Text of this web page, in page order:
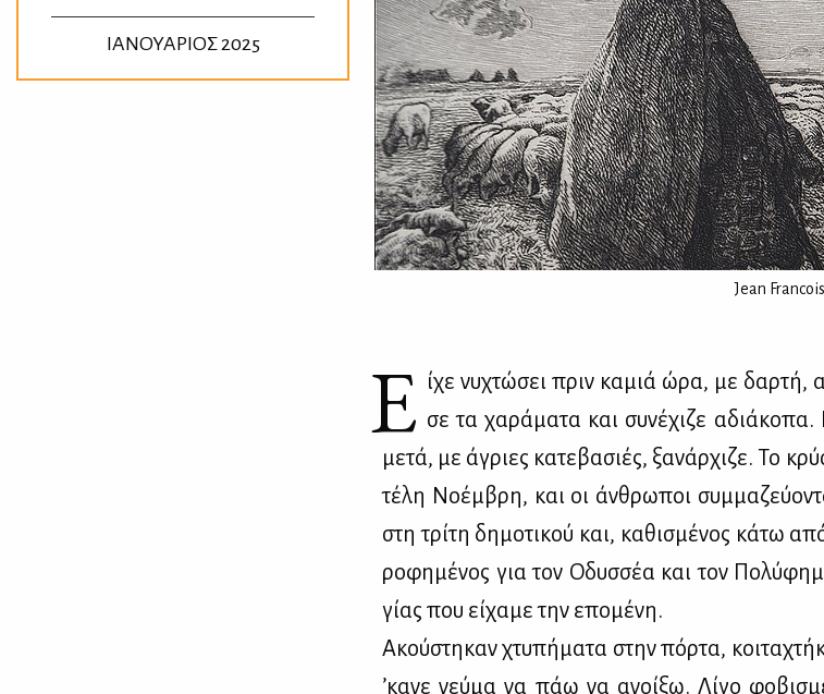
ΙΑΝΟΥΑΡΙΟΣ 2025
Jean
Ε ίχε νυ­χτώ­σει πριν κα­μιά ώρα, με
σε τα χα­ρά­μα­τα και συ­νέ­χι­ζε αδιά­κο­πα.
με­τά, με άγριες κα­τε­βα­σιές, ξα­νάρ­χι­ζε. Το
τέ­λη Νο­έμ­βρη, και οι άν­θρω­ποι
στη τρί­τη δη­μο­τι­κού και, κα­θι­σμέ­νος κά­τω
ρο­φη­μέ­νος για τον Οδυσ­σέα και τον
γί­ας που εί­χα­με την επο­μέ­νη.
Ακού­στη­καν χτυ­πή­μα­τα στην πόρ­τα,
’κα­νε νεύ­μα να πάω να ανοί­ξω. Λί­γο